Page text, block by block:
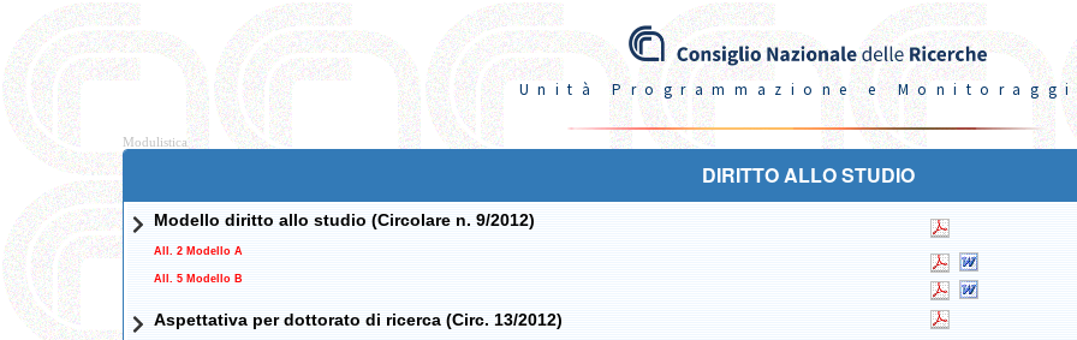
Unità Programmazione e
Modulistica
DIRITTO ALLO STUDIO
Modello diritto allo studio (Circolare n. 9/2012)
All. 2 Modello A
All. 5 Modello B
Aspettativa per dottorato di ricerca (Circ. 13/2012)